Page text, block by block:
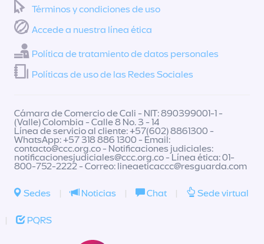
Términos y condiciones de uso
Accede a nuestra línea ética
Política de tratamiento de datos personales
Políticas de uso de las Redes Sociales
Cámara de Comercio de Cali - NIT: 890399001-1 -
(Valle) Colombia - Calle 8 No. 3 - 14
Línea de servicio al cliente: +57(602) 8861300 -
WhatsApp: +57 318 886 1300 - Email:
contacto@ccc.org.co- Notificaciones judiciales:
notificacionesjudiciales@ccc.org.co- Línea ética: 01-
800-752-2222 - Correo: lineaeticaccc@resguarda.com
Sedes | Noticias | Chat | Sede virtual
| PQRS